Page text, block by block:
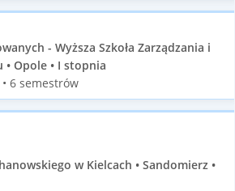
- Wyższa Szkoła Zarządzania i
Opole • I stopnia
6 semestrów
w Kielcach • Sandomierz •